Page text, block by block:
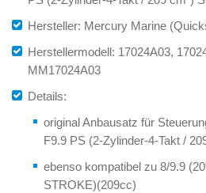
Hersteller: Mercury Marine
Herstellermodell: 17024A03,
MM17024A03
Details:
original Anbausatz für
F9.9 PS (2-Zylinder-4-Takt /
ebenso kompatibel zu 8/9.9
STROKE)(209cc)